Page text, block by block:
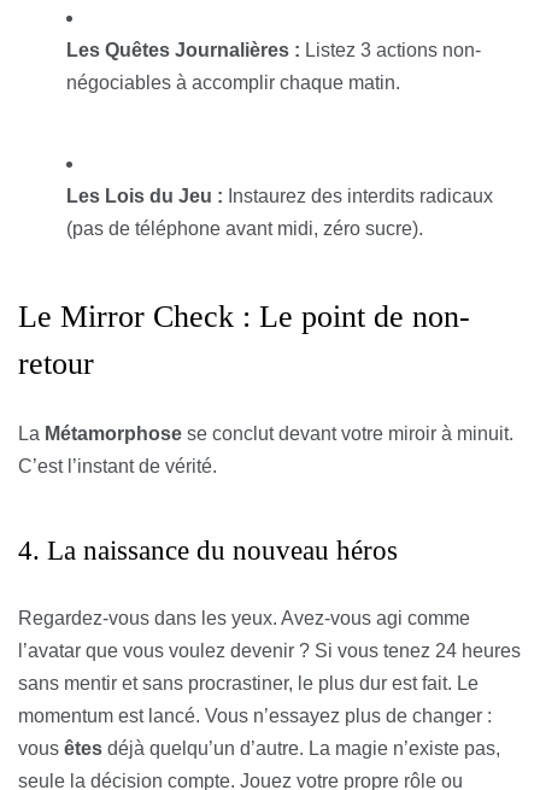
Les Quêtes Journalières : Listez 3 actions non-
négociables à accomplir chaque matin.
Les Lois du Jeu : Instaurez des interdits radicaux
(pas de téléphone avant midi, zéro sucre).
Le Mirror Check : Le point de non-
retour
La Métamorphose se conclut devant votre miroir à minuit.
C’est l’instant de vérité.
4. La naissance du nouveau héros
Regardez-vous dans les yeux. Avez-vous agi comme
l’avatar que vous voulez devenir ? Si vous tenez 24 heures
sans mentir et sans procrastiner, le plus dur est fait. Le
momentum est lancé. Vous n’essayez plus de changer :
vous êtes déjà quelqu’un d’autre. La magie n’existe pas,
seule la décision compte. Jouez votre propre rôle ou